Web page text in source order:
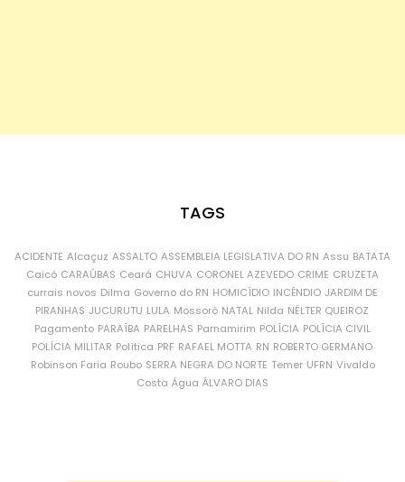
TAGS
ACIDENTE Alcaçuz ASSALTO ASSEMBLEIA LEGISLATIVA DO RN Assu BATATA
Caicó CARAÚBAS Ceará CHUVA CORONEL AZEVEDO CRIME CRUZETA
currais novos Dilma Governo do RN HOMICÍDIO INCÊNDIO JARDIM DE
PIRANHAS JUCURUTU LULA Mossoró NATAL Nilda NÉLTER QUEIROZ
Pagamento PARAÍBA PARELHAS Parnamirim POLÍCIA POLÍCIA CIVIL
POLÍCIA MILITAR Política PRF RAFAEL MOTTA RN ROBERTO GERMANO
Robinson Faria Roubo SERRA NEGRA DO NORTE Temer UFRN Vivaldo
Costa Água ÁLVARO DIAS